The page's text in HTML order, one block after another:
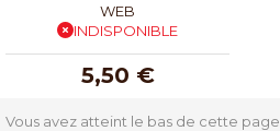
WEB
INDISPONIBLE
5,50 €
Vous avez atteint le bas de cette page.